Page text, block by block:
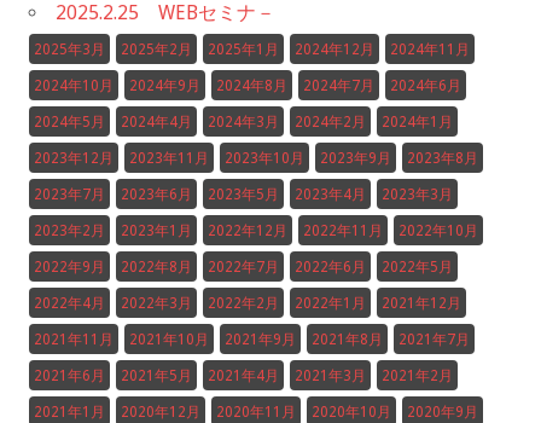
2025.2.25 WEBセミナ－
2025年3月 2025年2月 2025年1月 2024年12月 2024年11月
2024年10月 2024年9月 2024年8月 2024年7月 2024年6月
2024年5月 2024年4月 2024年3月 2024年2月 2024年1月
2023年12月 2023年11月 2023年10月 2023年9月 2023年8月
2023年7月 2023年6月 2023年5月 2023年4月 2023年3月
2023年2月 2023年1月 2022年12月 2022年11月 2022年10月
2022年9月 2022年8月 2022年7月 2022年6月 2022年5月
2022年4月 2022年3月 2022年2月 2022年1月 2021年12月
2021年11月 2021年10月 2021年9月 2021年8月 2021年7月
2021年6月 2021年5月 2021年4月 2021年3月 2021年2月
2021年1月 2020年12月 2020年11月 2020年10月 2020年9月